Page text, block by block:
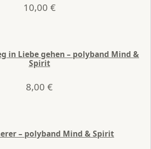
10,00 €
in Liebe gehen – polyband Mind &
Spirit
8,00 €
– polyband Mind & Spirit